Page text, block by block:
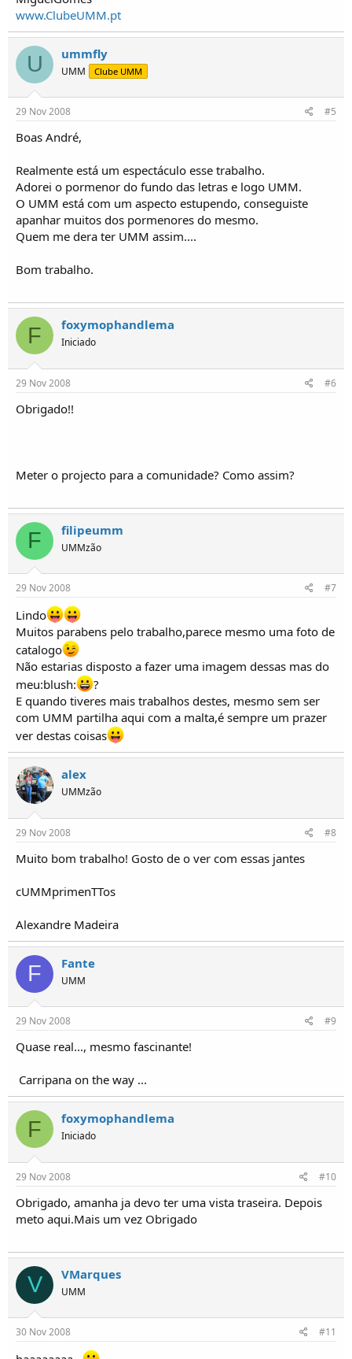
www.ClubeUMM.pt
U ummfly
UMM Clube UMM
29 Nov 2008 #5
Boas André,
Realmente está um espectáculo esse trabalho.
Adorei o pormenor do fundo das letras e logo UMM.
O UMM está com um aspecto estupendo, conseguiste
apanhar muitos dos pormenores do mesmo.
Quem me dera ter UMM assim....
Bom trabalho.
F foxymophandlema
Iniciado
29 Nov 2008 #6
Obrigado!!
Meter o projecto para a comunidade? Como assim?
F filipeumm
UMMzão
29 Nov 2008 #7
Lindo
Muitos parabens pelo trabalho,parece mesmo uma foto de
catalogo
Não estarias disposto a fazer uma imagem dessas mas do
meu:blush:
?
E quando tiveres mais trabalhos destes, mesmo sem ser
com UMM partilha aqui com a malta,é sempre um prazer
ver destas coisas
alex
UMMzão
29 Nov 2008 #8
Muito bom trabalho! Gosto de o ver com essas jantes
cUMMprimenTTos
Alexandre Madeira
F Fante
UMM
29 Nov 2008 #9
Quase real..., mesmo fascinante!
Carripana on the way ...
F foxymophandlema
Iniciado
29 Nov 2008 #10
Obrigado, amanha ja devo ter uma vista traseira. Depois
meto aqui.Mais um vez Obrigado
V VMarques
UMM
30 Nov 2008 #11